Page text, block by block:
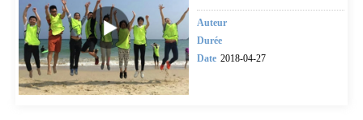
Auteur
Durée
Date 2018-04-27